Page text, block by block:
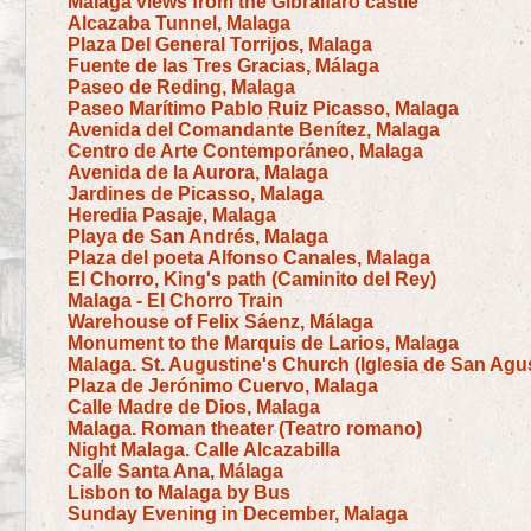
Alcazaba Tunnel, Malaga
Plaza Del General Torrijos, Malaga
Fuente de las Tres Gracias, Málaga
Paseo de Reding, Malaga
Paseo Marítimo Pablo Ruiz Picasso, Malaga
Avenida del Comandante Benítez, Malaga
Centro de Arte Contemporáneo, Malaga
Avenida de la Aurora, Malaga
Jardines de Picasso, Malaga
Heredia Pasaje, Malaga
Playa de San Andrés, Malaga
Plaza del poeta Alfonso Canales, Malaga
El Chorro, King's path (Caminito del Rey)
Malaga - El Chorro Train
Warehouse of Felix Sáenz, Málaga
Monument to the Marquis de Larios, Malaga
Malaga. St. Augustine's Church (Iglesia de San
Plaza de Jerónimo Cuervo, Malaga
Calle Madre de Dios, Malaga
Malaga. Roman theater (Teatro romano)
Night Malaga. Calle Alcazabilla
Calle Santa Ana, Málaga
Lisbon to Malaga by Bus
Sunday Evening in December, Malaga